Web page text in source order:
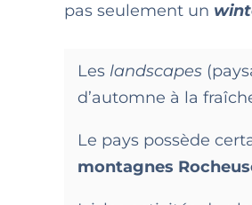
pas seulement un
Les landscapes
d’automne à la
Le pays possède
montagnes